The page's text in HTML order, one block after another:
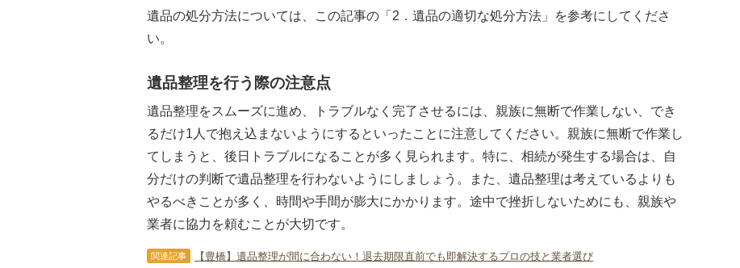
遺品の処分方法については、この記事の「2．遺品の適切な処分方法」を参考にしてくださ
い。
遺品整理を行う際の注意点
遺品整理をスムーズに進め、トラブルなく完了させるには、親族に無断で作業しない、でき
るだけ1人で抱え込まないようにするといったことに注意してください。親族に無断で作業し
てしまうと、後日トラブルになることが多く見られます。特に、相続が発生する場合は、自
分だけの判断で遺品整理を行わないようにしましょう。また、遺品整理は考えているよりも
やるべきことが多く、時間や手間が膨大にかかります。途中で挫折しないためにも、親族や
業者に協力を頼むことが大切です。
関連記事 【豊橋】遺品整理が間に合わない！退去期限直前でも即解決するプロの技と業者選び